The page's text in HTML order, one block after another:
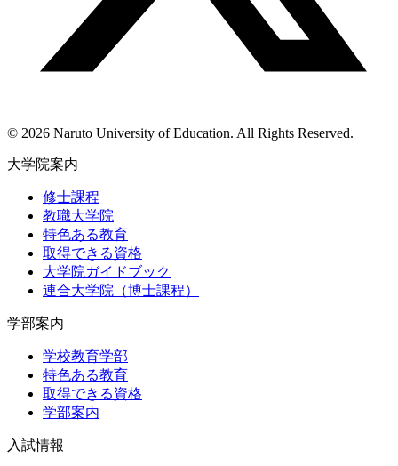
© 2026 Naruto University of Education. All Rights Reserved.
大学院案内
修士課程
教職大学院
特色ある教育
取得できる資格
大学院ガイドブック
連合大学院（博士課程）
学部案内
学校教育学部
特色ある教育
取得できる資格
学部案内
入試情報